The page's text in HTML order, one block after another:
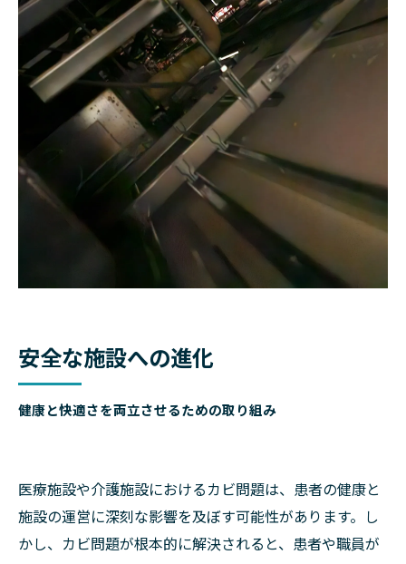
安全な施設への進化
健康と快適さを両立させるための取り組み
医療施設や介護施設におけるカビ問題は、患者の健康と
施設の運営に深刻な影響を及ぼす可能性があります。し
かし、カビ問題が根本的に解決されると、患者や職員が